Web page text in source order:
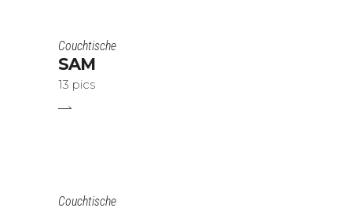
Couchtische
SAM
13 pics
Couchtische